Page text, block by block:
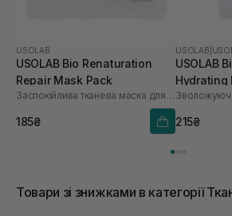
USOLAB
USOLAB Bio Renaturation
Repair Mask Pack
Заспокійлива тканева маска для обличчя
185₴
USOLAB
USOLAB
Hydrating
шт
215₴
Товари зі знижками в категорії